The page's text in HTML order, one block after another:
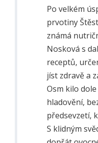
Po velkém
prvotiny
známá
Nosková s
receptů,
jíst zdravě a
Osm kilo
hladovění,
předsevzetí,
S klidným